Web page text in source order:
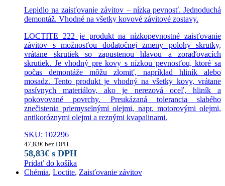
Lepidlo na zaisťovanie závitov – nízka pevnosť. Jednoduchá
demontáž. Vhodné na všetky kovové závitové zostavy.
LOCTITE 222 je produkt na nízkopevnostné zaisťovanie
závitov s možnosťou dodatočnej zmeny polohy skrutky,
vrátane skrutiek so zapustenou hlavou a zoraďovacích
skrutiek. Je vhodný pre kovy s nízkou pevnosťou, ktoré sa
počas demontáže môžu zlomiť, napríklad hliník alebo
mosadz. Tento produkt je vhodný na všetky kovy, vrátane
pasívnych materiálov, ako je nerezová oceľ, hliník a
pokovované povrchy. Preukázaná tolerancia slabého
znečistenia priemyselnými olejmi, napr. motorovými olejmi,
antikoróznymi olejmi a reznými kvapalinami.
SKU: 102296
47,83€ bez DPH
58,83€ s DPH
Pridať do košíka
Chémia, Loctite, Zaisťovanie závitov